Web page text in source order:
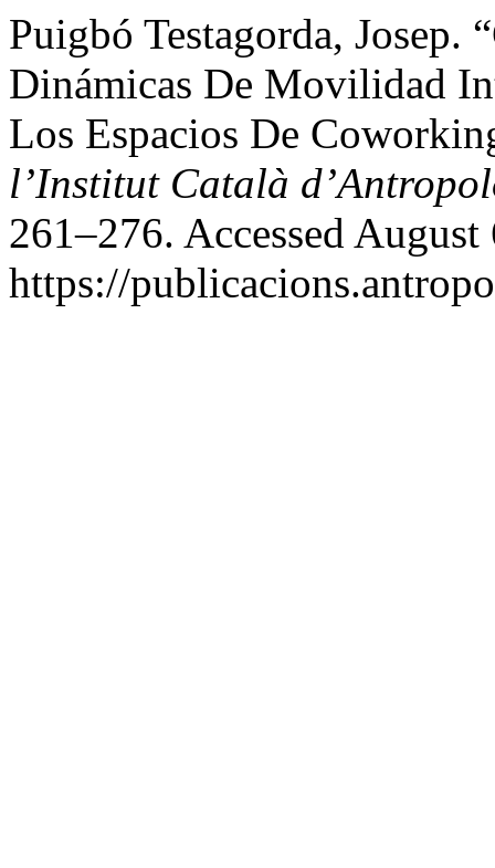
Puigbó Testagorda, Josep.
Dinámicas De Movilidad
Los Espacios De
l’Institut Català
261–276. Accessed
https://